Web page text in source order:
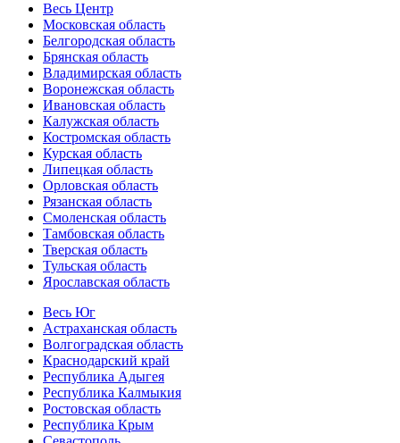
Весь Центр
Московская область
Белгородская область
Брянская область
Владимирская область
Воронежская область
Ивановская область
Калужская область
Костромская область
Курская область
Липецкая область
Орловская область
Рязанская область
Смоленская область
Тамбовская область
Тверская область
Тульская область
Ярославская область
Весь Юг
Астраханская область
Волгоградская область
Краснодарский край
Республика Адыгея
Республика Калмыкия
Ростовская область
Республика Крым